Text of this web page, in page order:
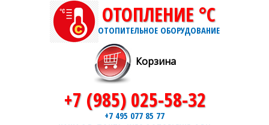
ОТОПЛЕНИЕ °C
ОТОПИТЕЛЬНОЕ ОБОРУДОВАНИЕ
Корзина
+7 (985) 025-58-32
+7 495 077 85 77